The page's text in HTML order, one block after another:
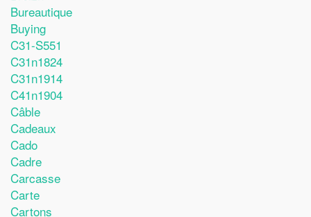
Bureautique
Buying
C31-S551
C31n1824
C31n1914
C41n1904
Câble
Cadeaux
Cado
Cadre
Carcasse
Carte
Cartons